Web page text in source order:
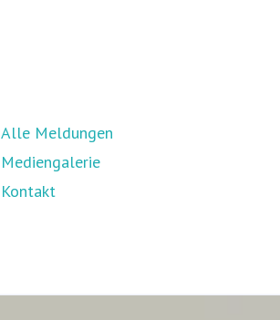
Alle Meldungen
Mediengalerie
Kontakt